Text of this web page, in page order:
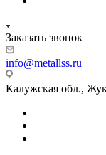
Заказать звонок
info@metallss.ru
Калужская обл.,